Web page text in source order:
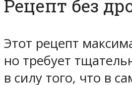
Рецепт без
Этот рецепт
но требует
в силу того, что в